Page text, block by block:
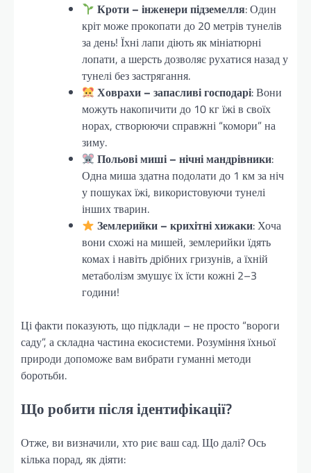
Кроти – інженери підземелля: Один
кріт може прокопати до 20 метрів тунелів
за день! Їхні лапи діють як мініатюрні
лопати, а шерсть дозволяє рухатися назад у
тунелі без застрягання.
Ховрахи – запасливі господарі: Вони
можуть накопичити до 10 кг їжі в своїх
норах, створюючи справжні “комори” на
зиму.
Польові миші – нічні мандрівники:
Одна миша здатна подолати до 1 км за ніч
у пошуках їжі, використовуючи тунелі
інших тварин.
Землерийки – крихітні хижаки: Хоча
вони схожі на мишей, землерийки їдять
комах і навіть дрібних гризунів, а їхній
метаболізм змушує їх їсти кожні 2–3
години!
Ці факти показують, що підклади – не просто “вороги
саду”, а складна частина екосистеми. Розуміння їхньої
природи допоможе вам вибрати гуманні методи
боротьби.
Що робити після ідентифікації?
Отже, ви визначили, хто риє ваш сад. Що далі? Ось
кілька порад, як діяти: